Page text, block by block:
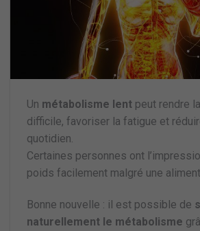
Un métabolisme lent peut rendre
difficile, favoriser la fatigue et
quotidien.
Certaines personnes ont
poids facilement malgré une
Bonne nouvelle : il est possible de
naturellement le métabolisme